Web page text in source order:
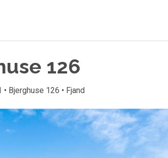
126
Bjerghuse 126 • Fjand